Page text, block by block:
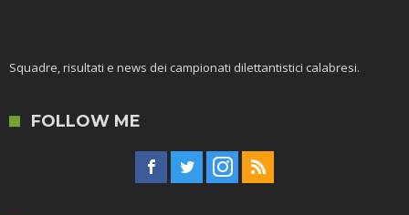
Squadre, risultati e news dei campionati dilettantistici calabresi.
FOLLOW ME